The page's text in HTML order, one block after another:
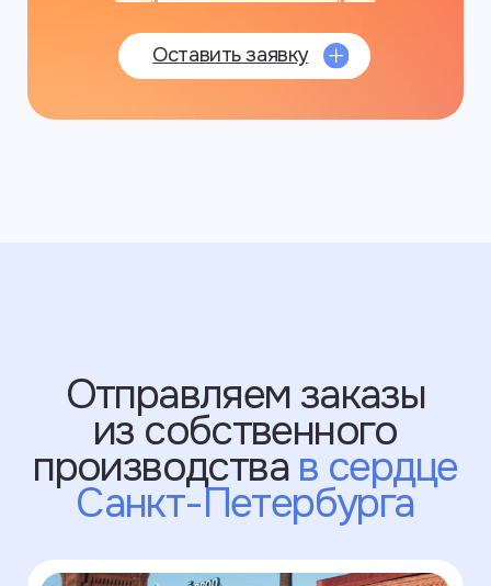
Отправляем заказы
Набережная Обводного канала,
199-201 лит Е